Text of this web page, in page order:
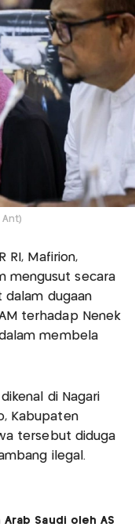
Ant)
RI, Mafirion,
mengusut secara
dalam dugaan
terhadap Nenek
membela
di Nagari
Kabupaten
tersebut diduga
ilegal.
Arab Saudi oleh AS